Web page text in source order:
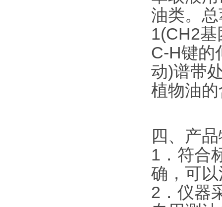
油类。
1(CH2
C-H键的
动)谱带
植物油
四、产
1．符合
确，可
2．仪器